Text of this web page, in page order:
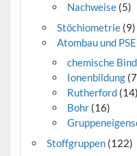
Nachweise (5)
Stöchiometrie(9)
Atombau und PSE
chemische
Ionenbildung
Rutherford (14)
Bohr (16)
Stoffgruppen(122)